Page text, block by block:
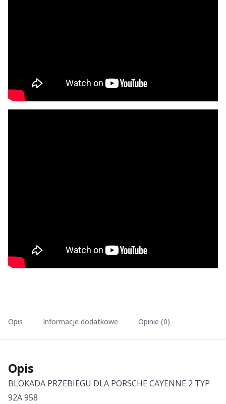
Opis Informacje dodatkowe Opinie (0)
Opis
BLOKADA PRZEBIEGU DLA PORSCHE CAYENNE 2 TYP
92A 958